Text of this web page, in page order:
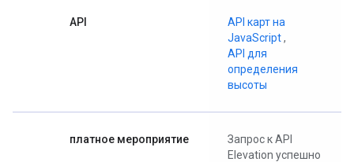
API
API карт на
JavaScript,
API для
определения
высоты
платное мероприятие
Запрос к API
Elevation успешно